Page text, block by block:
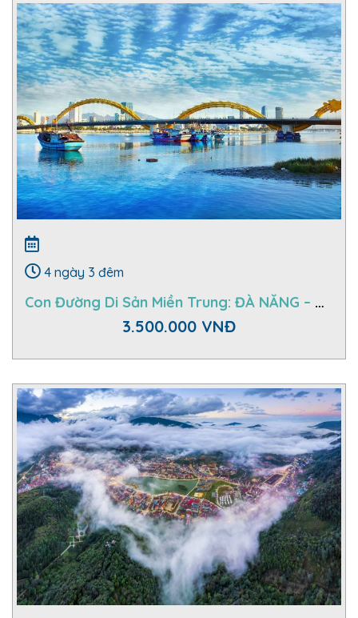
4 ngày 3 đêm
Con Đường Di Sản Miền Trung: ĐÀ NẴNG – HỘI AN – BÀ NÀ – HUẾ – ĐỘNG PHONG NHA
3.500.000 VNĐ